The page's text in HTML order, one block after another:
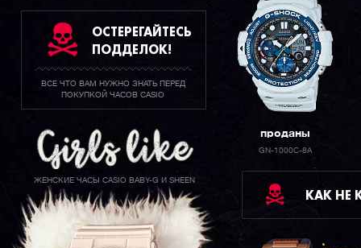
ОСТЕРЕГАЙТЕСЬ
ПОДДЕЛОК!
ВСЕ ЧТО ВАМ НУЖНО ЗНАТЬ ПЕРЕД
ПОКУПКОЙ ЧАСОВ CASIO
ЖЕНСКИЕ ЧАСЫ CASIO BABY-G И SHEEN
проданы
GN-1000C-8A
КАК НЕ